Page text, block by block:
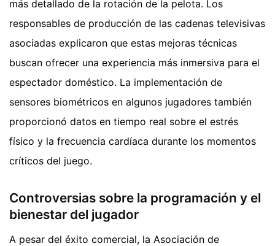
más detallado de la rotación de la pelota. Los
responsables de producción de las cadenas televisivas
asociadas explicaron que estas mejoras técnicas
buscan ofrecer una experiencia más inmersiva para el
espectador doméstico. La implementación de
sensores biométricos en algunos jugadores también
proporcionó datos en tiempo real sobre el estrés
físico y la frecuencia cardíaca durante los momentos
críticos del juego.
Controversias sobre la programación y el
bienestar del jugador
A pesar del éxito comercial, la Asociación de